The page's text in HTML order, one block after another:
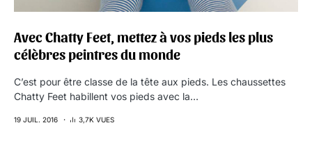
Avec Chatty Feet, mettez à vos pieds les plus
célèbres peintres du monde
C’est pour être classe de la tête aux pieds. Les chaussettes
Chatty Feet habillent vos pieds avec la…
19 JUIL. 2016 3,7K VUES